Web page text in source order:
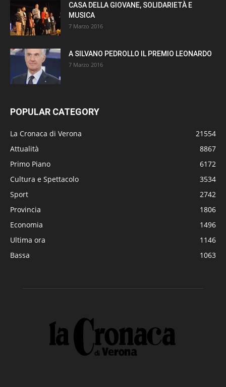
CASA DELLA GIOVANE, SOLIDARIETÀ E
MUSICA
7 Marzo 2016
A SILVANO PEDROLLO IL PREMIO LEONARDO
7 Marzo 2016
POPULAR CATEGORY
La Cronaca di Verona
21554
Attualità
8867
Primo Piano
6172
Cultura e Spettacolo
3534
Sport
2742
Provincia
1806
Economia
1496
Ultima ora
1146
Bassa
1063